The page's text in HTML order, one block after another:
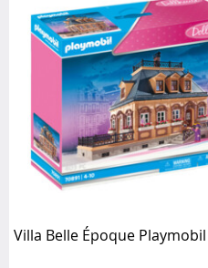
Villa Belle Époque Playmobil